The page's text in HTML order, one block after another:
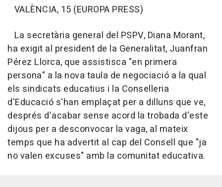
VALÈNCIA, 15 (EUROPA PRESS)
La secretària general del PSPV, Diana Morant,
ha exigit al president de la Generalitat, Juanfran
Pérez Llorca, que assistisca "en primera
persona" a la nova taula de negociació a la qual
els sindicats educatius i la Conselleria
d'Educació s'han emplaçat per a dilluns que ve,
després d'acabar sense acord la trobada d'este
dijous per a desconvocar la vaga, al mateix
temps que ha advertit al cap del Consell que "ja
no valen excuses" amb la comunitat educativa.